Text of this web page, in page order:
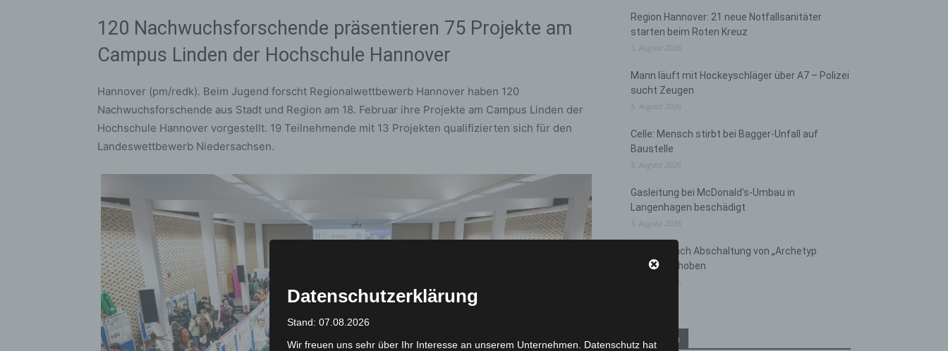
120 Nachwuchsforschende präsentieren 75 Projekte am
Campus Linden der Hochschule Hannover
Hannover (pm/redk). Beim Jugend forscht Regionalwettbewerb Hannover haben 120
Nachwuchsforschende aus Stadt und Region am 18. Februar ihre Projekte am Campus Linden der
Hochschule Hannover vorgestellt. 19 Teilnehmende mit 13 Projekten qualifizierten sich für den
Landeswettbewerb Niedersachsen.
Region Hannover: 21 neue Notfallsanitäter
starten beim Roten Kreuz
5. August 2026
Mann läuft mit Hockeyschläger über A7 – Polizei
sucht Zeugen
5. August 2026
Celle: Mensch stirbt bei Bagger-Unfall auf
Baustelle
5. August 2026
Gasleitung bei McDonald’s-Umbau in
Langenhagen beschädigt
5. August 2026
Anklage nach Abschaltung von „Archetyp
Market“ erhoben
Kategorien
Datenschutzerklärung
Stand: 07.08.2026
Wir freuen uns sehr über Ihr Interesse an unserem Unternehmen. Datenschutz hat